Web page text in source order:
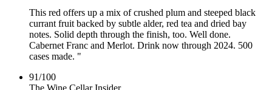
This red offers up a mix of crushed plum and steeped black
currant fruit backed by subtle alder, red tea and dried bay
notes. Solid depth through the finish, too. Well done.
Cabernet Franc and Merlot. Drink now through 2024. 500
cases made. "
91/100
The Wine Cellar Insider